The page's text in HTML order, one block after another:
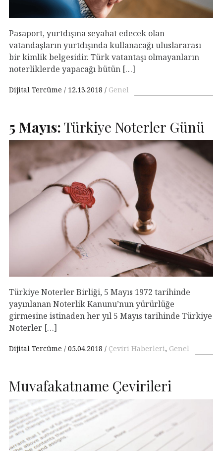
Pasaport, yurtdışına seyahat edecek olan
vatandaşların yurtdışında kullanacağı uluslararası
bir kimlik belgesidir. Türk vatantaşı olmayanların
noterliklerde yapacağı bütün […]
Dijital Tercüme 12.13.2018 Genel
5 Mayıs:Türkiye Noterler Günü
Türkiye Noterler Birliği, 5 Mayıs 1972 tarihinde
yayınlanan Noterlik Kanunu’nun yürürlüğe
girmesine istinaden her yıl 5 Mayıs tarihinde Türkiye
Noterler […]
Dijital Tercüme 05.04.2018 Çeviri Haberleri, Genel
Muvafakatname Çevirileri